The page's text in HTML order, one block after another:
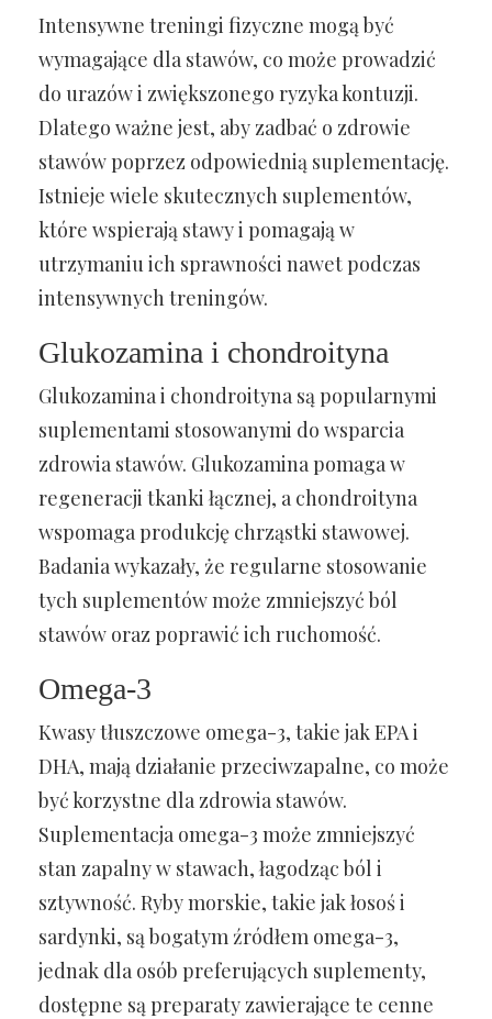
Intensywne treningi fizyczne mogą być
wymagające dla stawów, co może prowadzić
do urazów i zwiększonego ryzyka kontuzji.
Dlatego ważne jest, aby zadbać o zdrowie
stawów poprzez odpowiednią suplementację.
Istnieje wiele skutecznych suplementów,
które wspierają stawy i pomagają w
utrzymaniu ich sprawności nawet podczas
intensywnych treningów.
Glukozamina i chondroityna
Glukozamina i chondroityna są popularnymi
suplementami stosowanymi do wsparcia
zdrowia stawów. Glukozamina pomaga w
regeneracji tkanki łącznej, a chondroityna
wspomaga produkcję chrząstki stawowej.
Badania wykazały, że regularne stosowanie
tych suplementów może zmniejszyć ból
stawów oraz poprawić ich ruchomość.
Omega-3
Kwasy tłuszczowe omega-3, takie jak EPA i
DHA, mają działanie przeciwzapalne, co może
być korzystne dla zdrowia stawów.
Suplementacja omega-3 może zmniejszyć
stan zapalny w stawach, łagodząc ból i
sztywność. Ryby morskie, takie jak łosoś i
sardynki, są bogatym źródłem omega-3,
jednak dla osób preferujących suplementy,
dostępne są preparaty zawierające te cenne